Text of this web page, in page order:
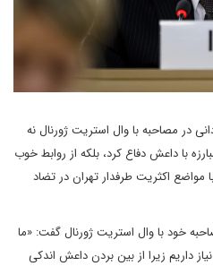
در مصاحبه با وال استریت ژورنال نه
با داعش دفاع کرد، بلکه از روابط خوب
مواضع اکثریت طرفدار تهران در تضاد
خود با وال استریت ژورنال گفت: «ما
داریم زیرا از بین بردن داعش اندکی